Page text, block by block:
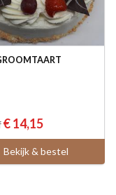
€ 14,15
Bekijk & bestel